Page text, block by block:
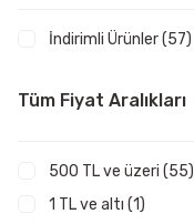
İnsize (6)
LOYKA (9)
MİTUTOYO (3)
Mitutoyo (1)
İndirimli Ürünler (57)
Tüm Fiyat Aralıkları
500 TL ve üzeri (55)
1 TL ve altı (1)